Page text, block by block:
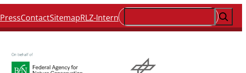
PressContactSitemapRLZ-InternSuchen